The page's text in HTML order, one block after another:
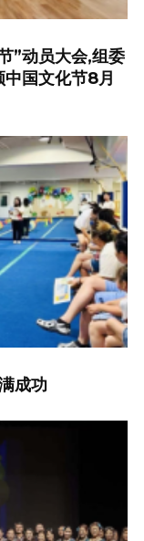
”动员大会,组委
国文化节8月
成功